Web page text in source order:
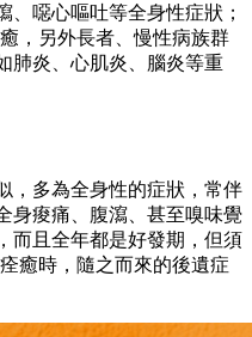
噁心嘔吐等全身性症狀；
，另外長者、慢性病族群
肺炎、心肌炎、腦炎等重
，多為全身性的症狀，常伴
身痠痛、腹瀉、甚至嗅味覺
而且全年都是好發期，但須
癒時，隨之而來的後遺症